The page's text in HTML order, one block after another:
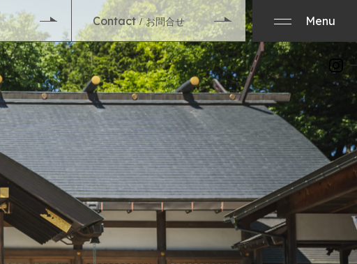
Contact お問合せ Menu